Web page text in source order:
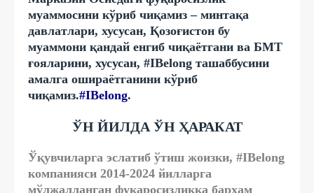
муаммосини кўриб чиқамиз – минтақа
давлатлари, хусусан, Қозоғистон бу
муаммони қандай енгиб чиқаётгани ва БМТ
ғояларини, хусусан, #IBelong ташаббусини
амалга ошираётганини кўриб
чиқамиз.#IBelong.
ЎН ЙИЛДА ЎН ҲАРАКАТ
Ўқувчиларга эслатиб ўтиш жоизки, #IBelong
компанияси 2014-2024 йилларга
мўлжалланган фуқаросизликка барҳам